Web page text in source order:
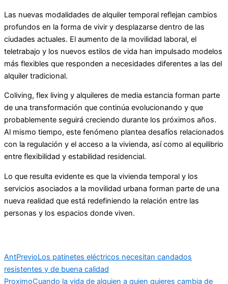
Las nuevas modalidades de alquiler temporal reflejan cambios
profundos en la forma de vivir y desplazarse dentro de las
ciudades actuales. El aumento de la movilidad laboral, el
teletrabajo y los nuevos estilos de vida han impulsado modelos
más flexibles que responden a necesidades diferentes a las del
alquiler tradicional.
Coliving, flex living y alquileres de media estancia forman parte
de una transformación que continúa evolucionando y que
probablemente seguirá creciendo durante los próximos años.
Al mismo tiempo, este fenómeno plantea desafíos relacionados
con la regulación y el acceso a la vivienda, así como al equilibrio
entre flexibilidad y estabilidad residencial.
Lo que resulta evidente es que la vivienda temporal y los
servicios asociados a la movilidad urbana forman parte de una
nueva realidad que está redefiniendo la relación entre las
personas y los espacios donde viven.
AntPrevioLos patinetes eléctricos necesitan candados
resistentes y de buena calidad
ProximoCuando la vida de alguien a quien quieres cambia de